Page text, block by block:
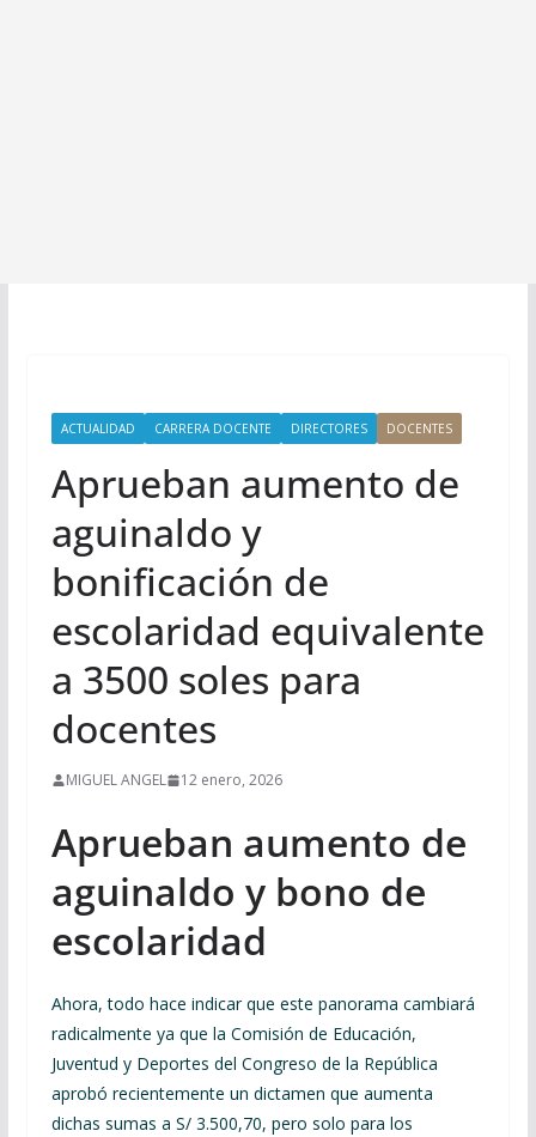
ACTUALIDAD CARRERA DOCENTE DIRECTORES DOCENTES
Aprueban aumento de
aguinaldo y
bonificación de
escolaridad equivalente
a 3500 soles para
docentes
MIGUEL ANGEL 12 enero, 2026
Aprueban aumento de
aguinaldo y bono de
escolaridad
Ahora, todo hace indicar que este panorama cambiará
radicalmente ya que la Comisión de Educación,
Juventud y Deportes del Congreso de la República
aprobó recientemente un dictamen que aumenta
dichas sumas a S/ 3.500,70, pero solo para los